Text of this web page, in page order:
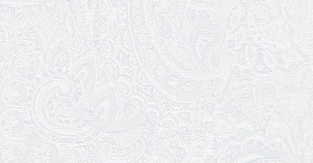
Вітаємо з прем'єрою у виставі «Два
кольори однієї долі» Катерину Мись!
26.04.2026
З першою прем'єрою 2026 року!
25.04.2026
Трудовий ювілей Ауріки Ахметової
24.04.2026
З прем'єрою вистави «Божевільна